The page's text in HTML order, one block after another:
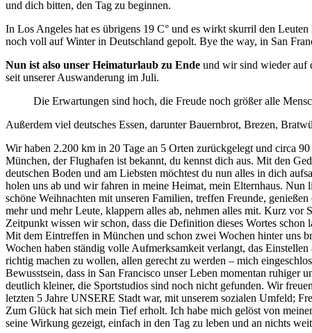
und dich bitten, den Tag zu beginnen.
In Los Angeles hat es übrigens 19 C° und es wirkt skurril den
noch voll auf Winter in Deutschland gepolt. Bye the way, in San
Nun ist also unser Heimaturlaub zu Ende und wir sind wieder auf
seit unserer Auswanderung im Juli.
Die Erwartungen sind hoch, die Freude noch größer alle
Außerdem viel deutsches Essen, darunter Bauernbrot, Brezen,
Wir haben 2.200 km in 20 Tage an 5 Orten zurückgelegt und circa
München, der Flughafen ist bekannt, du kennst dich aus. Mit den
deutschen Boden und am Liebsten möchtest du nun alles in dich
holen uns ab und wir fahren in meine Heimat, mein Elternhaus. Nun
schöne Weihnachten mit unseren Familien, treffen Freunde,
mehr und mehr Leute, klappern alles ab, nehmen alles mit. Kurz vor
Zeitpunkt wissen wir schon, dass die Definition dieses Wortes schon
Mit dem Eintreffen in München und schon zwei Wochen hinter uns
Wochen haben ständig volle Aufmerksamkeit verlangt, das
richtig machen zu wollen, allen gerecht zu werden – mich
Bewusstsein, dass in San Francisco unser Leben momentan
deutlich kleiner, die Sportstudios sind noch nicht gefunden. Wir
letzten 5 Jahre UNSERE Stadt war, mit unserem sozialen Umfeld;
Zum Glück hat sich mein Tief erholt. Ich habe mich gelöst von
seine Wirkung gezeigt, einfach in den Tag zu leben und an nichts